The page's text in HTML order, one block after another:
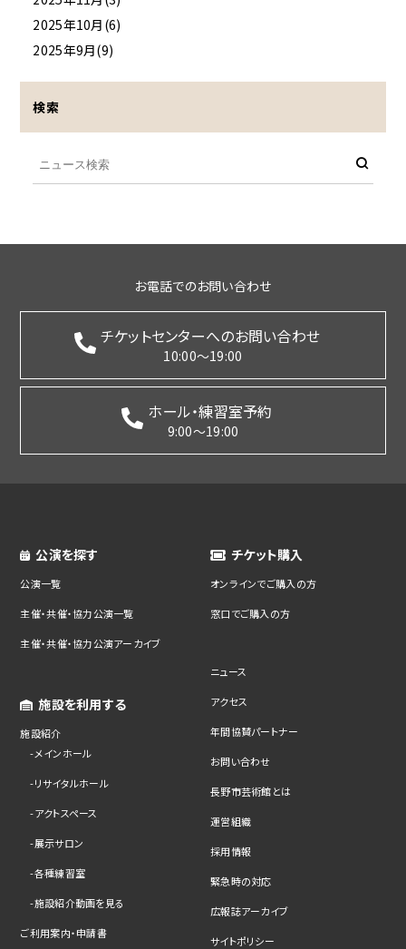
2025年10月(6)
2025年9月(9)
検索
お電話でのお問い合わせ
チケットセンターへのお問い合わせ
10:00～19:00
ホール・練習室予約
9:00～19:00
公演を探す
公演一覧
主催・共催・協力公演一覧
主催・共催・協力公演アーカイブ
施設を利用する
施設紹介
メインホール
リサイタルホール
アクトスペース
展示サロン
各種練習室
施設紹介動画を見る
ご利用案内・申請書
チケット購入
オンラインでご購入の方
窓口でご購入の方
ニュース
アクセス
年間協賛パートナー
お問い合わせ
長野市芸術館とは
運営組織
採用情報
緊急時の対応
広報誌アーカイブ
サイトポリシー